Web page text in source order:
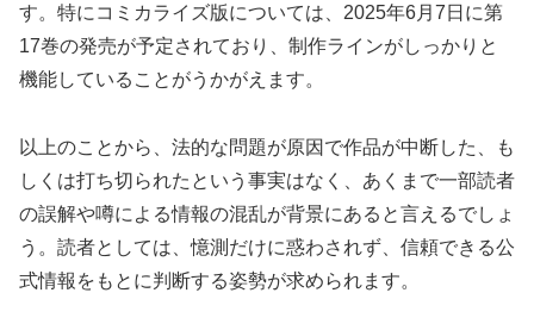
す。特にコミカライズ版については、2025年6月7日に第
17巻の発売が予定されており、制作ラインがしっかりと
機能していることがうかがえます。
以上のことから、法的な問題が原因で作品が中断した、も
しくは打ち切られたという事実はなく、あくまで一部読者
の誤解や噂による情報の混乱が背景にあると言えるでしょ
う。読者としては、憶測だけに惑わされず、信頼できる公
式情報をもとに判断する姿勢が求められます。